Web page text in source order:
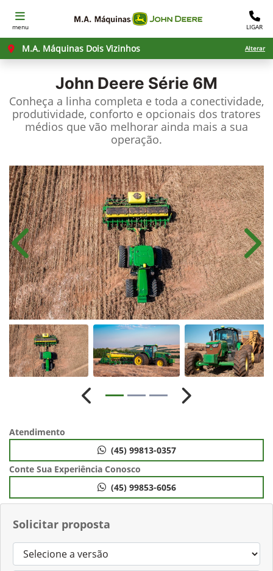
menu LIGAR
M.A. Máquinas Dois Vizinhos Alterar
John Deere Série 6M
Conheça a linha completa e toda a conectividade,
produtividade, conforto e opcionais dos tratores
médios que vão melhorar ainda mais a sua
operação.
Solicitar proposta
Anterior
Anterior Próximo
Atendimento
(45) 99813-0357
Conte Sua Experiência Conosco
(45) 99853-6056